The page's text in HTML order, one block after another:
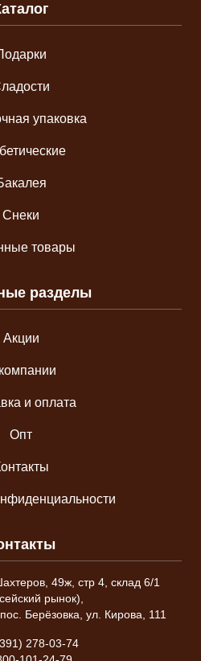
упаковка
Снеки
товары
разделы
Акции
и оплата
Опт
49ж, стр 4, склад 6/1
рынок),
Берёзовка, ул. Кирова, 111
278-03-74